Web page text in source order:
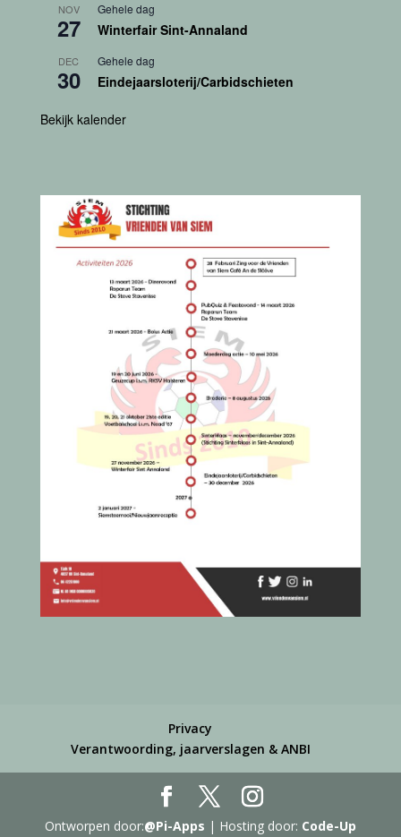
NOV
27
Gehele dag
Winterfair Sint-Annaland
DEC
30
Gehele dag
Eindejaarsloterij/Carbidschieten
Bekijk kalender
Privacy
Verantwoording, jaarverslagen & ANBI
Ontworpen door:@Pi-Apps | Hosting door: Code-Up